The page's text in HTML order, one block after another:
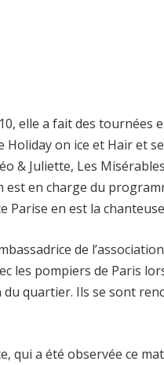
elle a fait des tournées
Holiday on ice et Hair et
& Juliette, Les
est en charge du
Parise en est la
de
les pompiers de Paris
quartier. Ils se sont
qui a été observée ce